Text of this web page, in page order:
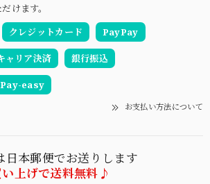
けます。
クレジットカード PayPay
ャリア決済 銀行振込
Pay-easy
お支払い方法について
日本郵便でお送りします
上げで送料無料♪